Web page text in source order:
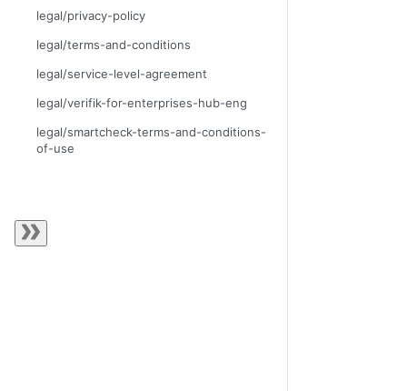
legal/privacy-policy
legal/terms-and-conditions
legal/service-level-agreement
legal/verifik-for-enterprises-hub-eng
legal/smartcheck-terms-and-conditions-
of-use